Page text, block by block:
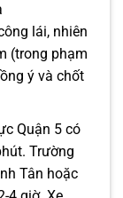
lái, nhiên
(trong phạm
ý và chốt
Quận 5 có
Trường
Tân hoặc